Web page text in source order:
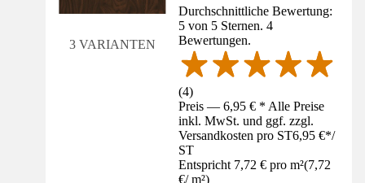
3 VARIANTEN
Durchschnittliche Bewertung:
5 von 5 Sternen. 4
Bewertungen.
(4)
Preis — 6,95 € * Alle Preise
inkl. MwSt. und ggf. zzgl.
Versandkosten pro ST6,95 €*/
ST
Entspricht 7,72 € pro m²(7,72
€/ m²)